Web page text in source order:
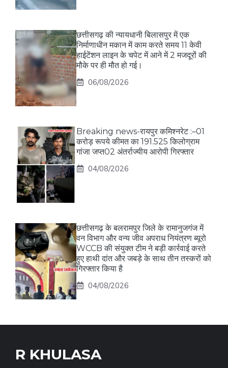
छत्तीसगढ़ की न्यायधानी बिलासपुर में एक
निर्माणाधीन मकान में काम करते समय 11 केवी
हाईटेंशन लाइन के चपेट में आने में 2 मजदूरों की
मौके पर ही मौत हो गई।
06/08/2026
Breaking news-रायपुर कमिश्नरेट :–01
करोड़ रूपये कीमत का 191.525 किलोग्राम
गांजा जप्त02 अंतर्राज्यीय आरोपी गिरफ्तार
04/08/2026
छत्तीसगढ़ के बलरामपुर जिले के रामानुजगंज में
वन विभाग और वन्य जीव अपराध नियंत्रण ब्यूरो
WCCB की संयुक्त टीम ने बड़ी कार्रवाई करते
हुए हाथी दांत और जबड़े के साथ तीन तस्करों को
गिरफ्तार किया है
04/08/2026
R KHULASA